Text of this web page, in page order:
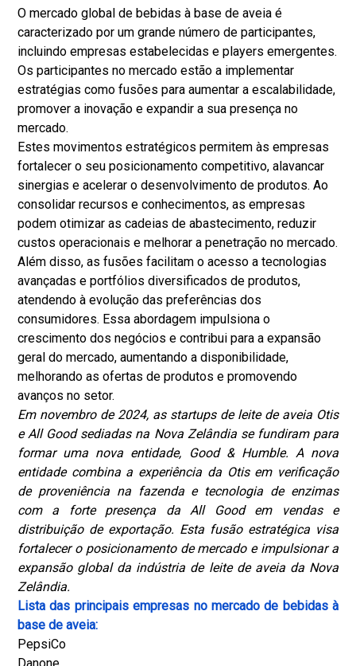
O mercado global de bebidas à base de aveia é
caracterizado por um grande número de participantes,
incluindo empresas estabelecidas e players emergentes.
Os participantes no mercado estão a implementar
estratégias como fusões para aumentar a escalabilidade,
promover a inovação e expandir a sua presença no
mercado.
Estes movimentos estratégicos permitem às empresas
fortalecer o seu posicionamento competitivo, alavancar
sinergias e acelerar o desenvolvimento de produtos. Ao
consolidar recursos e conhecimentos, as empresas
podem otimizar as cadeias de abastecimento, reduzir
custos operacionais e melhorar a penetração no mercado.
Além disso, as fusões facilitam o acesso a tecnologias
avançadas e portfólios diversificados de produtos,
atendendo à evolução das preferências dos
consumidores. Essa abordagem impulsiona o
crescimento dos negócios e contribui para a expansão
geral do mercado, aumentando a disponibilidade,
melhorando as ofertas de produtos e promovendo
avanços no setor.
Em novembro de 2024, as startups de leite de aveia Otis
e All Good sediadas na Nova Zelândia se fundiram para
formar uma nova entidade, Good & Humble. A nova
entidade combina a experiência da Otis em verificação
de proveniência na fazenda e tecnologia de enzimas
com a forte presença da All Good em vendas e
distribuição de exportação. Esta fusão estratégica visa
fortalecer o posicionamento de mercado e impulsionar a
expansão global da indústria de leite de aveia da Nova
Zelândia.
Lista das principais empresas no mercado de bebidas à
base de aveia:
PepsiCo